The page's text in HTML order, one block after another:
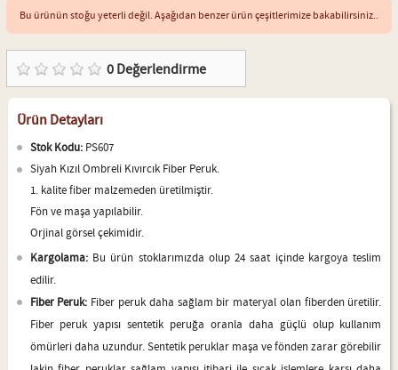
Bu ürünün stoğu yeterli değil. Aşağıdan benzer ürün çeşitlerimize bakabilirsiniz..
0Değerlendirme
Ürün Detayları
Stok Kodu:PS607
Siyah Kızıl Ombreli Kıvırcık Fiber Peruk.
1. kalite fiber malzemeden üretilmiştir.
Fön ve maşa yapılabilir.
Orjinal görsel çekimidir.
Kargolama: Bu ürün stoklarımızda olup 24 saat içinde kargoya teslim
edilir.
Fiber Peruk: Fiber peruk daha sağlam bir materyal olan fiberden üretilir.
Fiber peruk yapısı sentetik peruğa oranla daha güçlü olup kullanım
ömürleri daha uzundur. Sentetik peruklar maşa ve fönden zarar görebilir